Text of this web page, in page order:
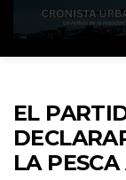
EL
LA